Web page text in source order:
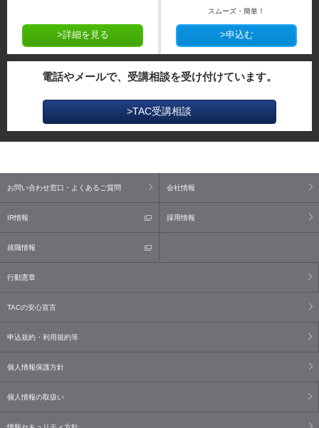
>詳細を見る
スムーズ・簡単！
>申込む
電話やメールで、受講相談を受け付けています。
>TAC受講相談
お問い合わせ窓口・よくあるご質問 会社情報
IR情報 採用情報
就職情報
行動憲章
TACの安心宣言
申込規約・利用規約等
個人情報保護方針
個人情報の取扱い